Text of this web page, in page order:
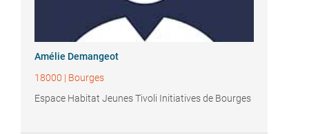
Amélie Demangeot
18000 | Bourges
Espace Habitat Jeunes Tivoli Initiatives de Bourges